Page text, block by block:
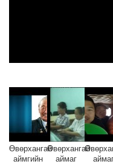
Өвөрхангай
аймгийн
Өвөрхангай
аймаг